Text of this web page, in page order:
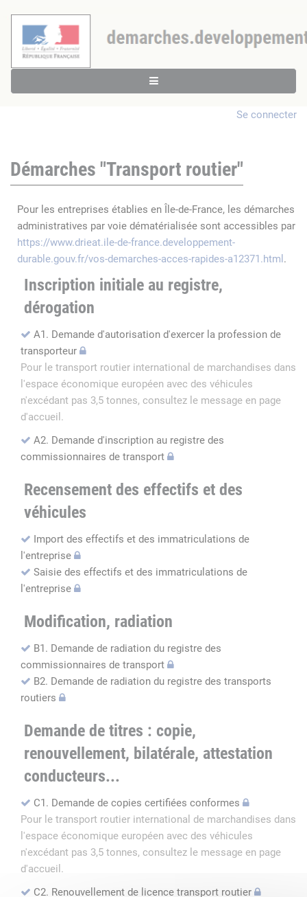
Se connecter
Démarches "Transport routier"
Pour les entreprises établies en Île-de-France, les démarches
administratives par voie dématérialisée sont accessibles par
https://www.drieat.ile-de-france.developpement-
durable.gouv.fr/vos-demarches-acces-rapides-a12371.html .
Inscription initiale au registre,
dérogation
A1. Demande d'autorisation d'exercer la profession de
transporteur
Pour le transport routier international de marchandises dans
l'espace économique européen avec des véhicules
n'excédant pas 3,5 tonnes, consultez le message en page
d'accueil.
A2. Demande d'inscription au registre des
commissionnaires de transport
Recensement des effectifs et des
véhicules
Import des effectifs et des immatriculations de
l'entreprise
Saisie des effectifs et des immatriculations de
l'entreprise
Modification, radiation
B1. Demande de radiation du registre des
commissionnaires de transport
B2. Demande de radiation du registre des transports
routiers
Demande de titres : copie,
renouvellement, bilatérale, attestation
conducteurs...
C1. Demande de copies certifiées conformes
Pour le transport routier international de marchandises dans
l'espace économique européen avec des véhicules
n'excédant pas 3,5 tonnes, consultez le message en page
d'accueil.
C2. Renouvellement de licence transport routier